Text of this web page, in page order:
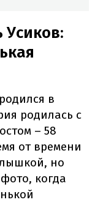
в
родилась с
– 58
от времени
но
когда